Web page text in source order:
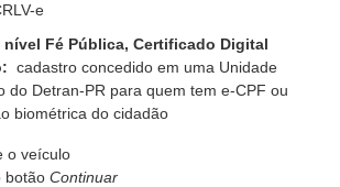
e
Fé Pública, Certificado Digital
cadastro concedido em uma Unidade
do Detran-PR para quem tem e-CPF ou
biométrica do cidadão
o veículo
botão Continuar